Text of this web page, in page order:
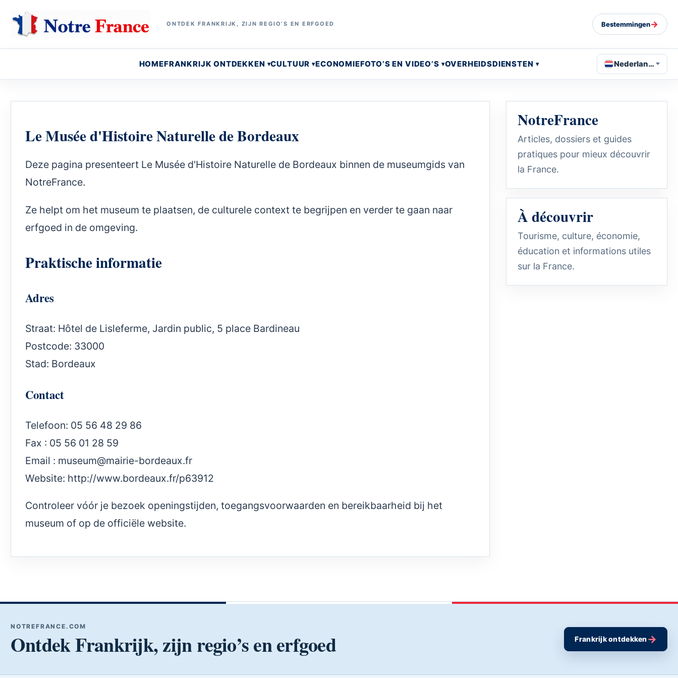
ONTDEK FRANKRIJK, ZIJN REGIO’S EN ERFGOED Bestemmingen→
HOMEFRANKRIJK ONTDEKKEN CULTUUR ECONOMIEFOTO’S EN VIDEO’S OVERHEIDSDIENSTEN Nederlands
Le Musée d'Histoire Naturelle de Bordeaux
Deze pagina presenteert Le Musée d'Histoire Naturelle de Bordeaux binnen de museumgids van
NotreFrance.
Ze helpt om het museum te plaatsen, de culturele context te begrijpen en verder te gaan naar
erfgoed in de omgeving.
Praktische informatie
Adres
Straat: Hôtel de Lisleferme, Jardin public, 5 place Bardineau
Postcode: 33000
Stad: Bordeaux
Contact
Telefoon: 05 56 48 29 86
Fax : 05 56 01 28 59
Email : museum@mairie-bordeaux.fr
Website: http://www.bordeaux.fr/p63912
Controleer vóór je bezoek openingstijden, toegangsvoorwaarden en bereikbaarheid bij het
museum of op de officiële website.
NotreFrance
Articles, dossiers et guides
pratiques pour mieux découvrir
la France.
À découvrir
Tourisme, culture, économie,
éducation et informations utiles
sur la France.
NOTREFRANCE.COM
Ontdek Frankrijk, zijn regio’s en erfgoed Frankrijk ontdekken→